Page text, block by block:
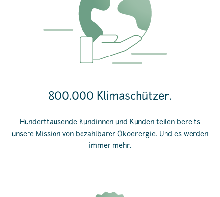
800.000 Klimaschützer.
Hunderttausende Kundinnen und Kunden teilen bereits
unsere Mission von bezahlbarer Ökoenergie. Und es werden
immer mehr.